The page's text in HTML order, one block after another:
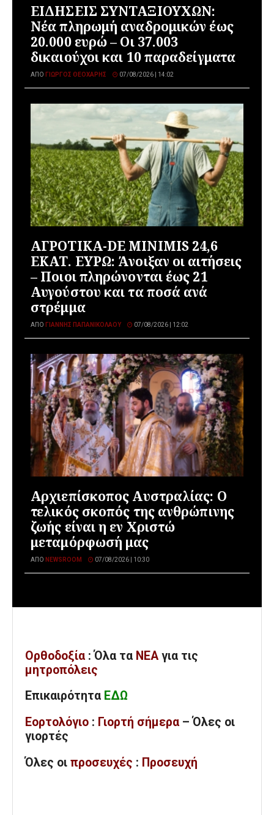
ΕΙΔΗΣΕΙΣ ΣΥΝΤΑΞΙΟΥΧΩΝ:
Νέα πληρωμή αναδρομικών έως
20.000 ευρώ – Οι 37.003
δικαιούχοι και 10 παραδείγματα
ΑΠΌ ΓΙΏΡΓΟΣ ΘΕΟΧΆΡΗΣ 07/08/2026 | 14:02
ΑΓΡΟΤΙΚΑ-DE MINIMIS 24,6
ΕΚΑΤ. ΕΥΡΩ: Άνοιξαν οι αιτήσεις
– Ποιοι πληρώνονται έως 21
Αυγούστου και τα ποσά ανά
στρέμμα
ΑΠΌ ΓΙΆΝΝΗΣ ΠΑΠΑΝΙΚΟΛΆΟΥ 07/08/2026 | 12:02
Αρχιεπίσκοπος Αυστραλίας: Ο
τελικός σκοπός της ανθρώπινης
ζωής είναι η εν Χριστώ
μεταμόρφωσή μας
ΑΠΌ NEWSROOM 07/08/2026 | 10:30
Ορθοδοξία : Όλα τα ΝΕΑ για τις
μητροπόλεις
Επικαιρότητα ΕΔΩ
Εορτολόγιο : Γιορτή σήμερα – Όλες οι
γιορτές
Όλες οι προσευχές : Προσευχή